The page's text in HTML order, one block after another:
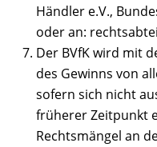
Händler e.V.,
oder an:
Der BVfK wird mit
des Gewinns von
sofern sich nicht
früherer Zeitpunkt
Rechtsmängel an